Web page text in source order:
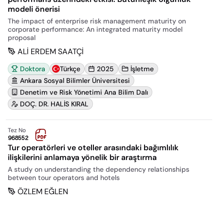
modeli önerisi
The impact of enterprise risk management maturity on
corporate performance: An integrated maturity model
proposal
ALİ ERDEM SAATÇİ
Doktora Türkçe 2025
İşletme
Ankara Sosyal Bilimler Üniversitesi
Denetim ve Risk Yönetimi Ana Bilim Dalı
DOÇ. DR. HALİS KIRAL
Tez No
968552
Tur operatörleri ve oteller arasındaki bağımlılık
ilişkilerini anlamaya yönelik bir araştırma
A study on understanding the dependency relationships
between tour operators and hotels
ÖZLEM EĞLEN